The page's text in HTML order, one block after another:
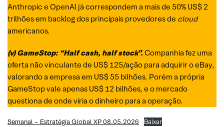
Anthropic e OpenAI já correspondem a mais de 50% US$ 2
trilhões em backlog dos principais provedores de cloud
americanos.
(v)GameStop: “Half cash, halfstock”. Companhia fez uma
oferta não vinculante de US$ 125/ação para adquirir o eBay,
valorando a empresa em US$ 55 bilhões. Porém a própria
GameStop vale apenas US$ 12 bilhões, e o mercado
questiona de onde viria o dinheiro para a operação.
Semanal – Estratégia Global XP 08.05.2026 Baixar